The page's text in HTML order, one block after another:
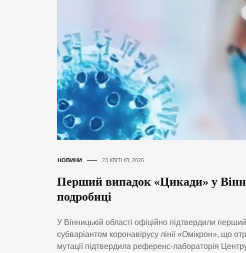
НОВИНИ 23 КВІТНЯ, 2026
Перший випадок «Цикади» у
подробиці
У Вінницькій області офіційно підтвердили
субваріантом коронавірусу лінії «Омікрон», що
мутації підтвердила референс-лабораторія